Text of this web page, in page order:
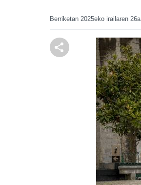
Berriketan 2025eko irailaren 26a